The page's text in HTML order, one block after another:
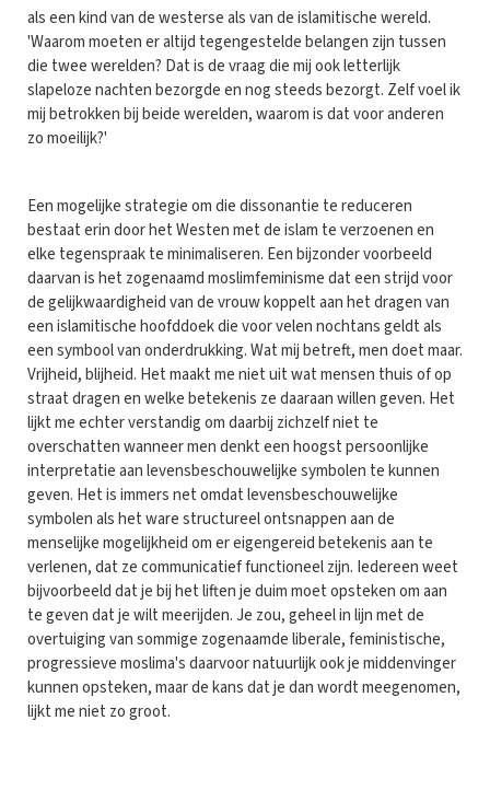
als een kind van de westerse als van de islamitische wereld.
'Waarom moeten er altijd tegengestelde belangen zijn tussen
die twee werelden? Dat is de vraag die mij ook letterlijk
slapeloze nachten bezorgde en nog steeds bezorgt. Zelf voel ik
mij betrokken bij beide werelden, waarom is dat voor anderen
zo moeilijk?'
Een mogelijke strategie om die dissonantie te reduceren
bestaat erin door het Westen met de islam te verzoenen en
elke tegenspraak te minimaliseren. Een bijzonder voorbeeld
daarvan is het zogenaamd moslimfeminisme dat een strijd voor
de gelijkwaardigheid van de vrouw koppelt aan het dragen van
een islamitische hoofddoek die voor velen nochtans geldt als
een symbool van onderdrukking. Wat mij betreft, men doet maar.
Vrijheid, blijheid. Het maakt me niet uit wat mensen thuis of op
straat dragen en welke betekenis ze daaraan willen geven. Het
lijkt me echter verstandig om daarbij zichzelf niet te
overschatten wanneer men denkt een hoogst persoonlijke
interpretatie aan levensbeschouwelijke symbolen te kunnen
geven. Het is immers net omdat levensbeschouwelijke
symbolen als het ware structureel ontsnappen aan de
menselijke mogelijkheid om er eigengereid betekenis aan te
verlenen, dat ze communicatief functioneel zijn. Iedereen weet
bijvoorbeeld dat je bij het liften je duim moet opsteken om aan
te geven dat je wilt meerijden. Je zou, geheel in lijn met de
overtuiging van sommige zogenaamde liberale, feministische,
progressieve moslima's daarvoor natuurlijk ook je middenvinger
kunnen opsteken, maar de kans dat je dan wordt meegenomen,
lijkt me niet zo groot.